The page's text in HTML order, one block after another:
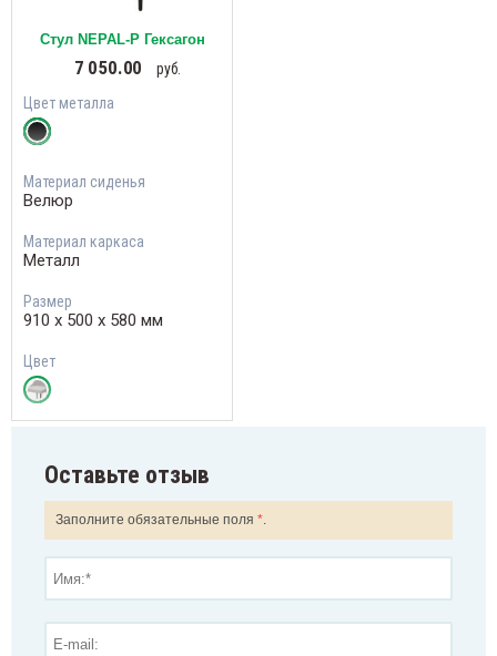
Стул NEPAL-P Гексагон
7 050.00
руб.
Цвет металла
Материал сиденья
Велюр
Материал каркаса
Металл
Размер
910 х 500 х 580 мм
Цвет
Оставьте отзыв
Заполните обязательные поля *.